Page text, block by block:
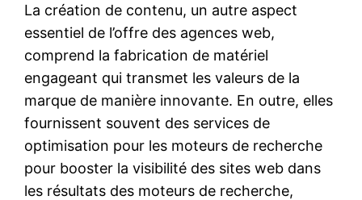
La création de contenu, un autre aspect
essentiel de l’offre des agences web,
comprend la fabrication de matériel
engageant qui transmet les valeurs de la
marque de manière innovante. En outre, elles
fournissent souvent des services de
optimisation pour les moteurs de recherche
pour booster la visibilité des sites web dans
les résultats des moteurs de recherche,